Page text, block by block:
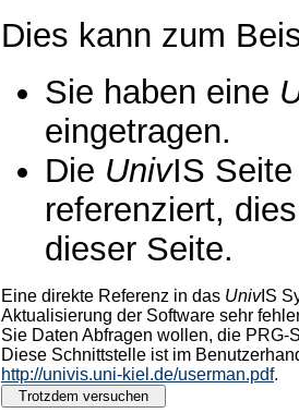
Dies kann zum
Sie haben eine
eingetragen.
Die UnivIS
referenziert,
dieser Seite.
Eine direkte Referenz in das UnivIS
Aktualisierung der Software sehr
Sie Daten Abfragen wollen, die PRG-
Diese Schnittstelle ist im
http://univis.uni-kiel.de/userman.pdf.